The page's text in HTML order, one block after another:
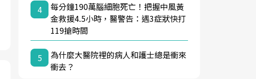
4
每分鐘190萬腦細胞死亡！把握中風黃
金救援4.5小時，醫警告：遇3症狀快打
119搶時間
5
為什麼大醫院裡的病人和護士總是衝來
衝去？